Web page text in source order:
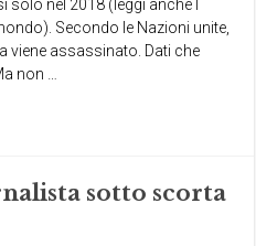
solo nel 2018 (leggi anche I
Secondo le Nazioni unite,
viene assassinato. Dati che
non …
sotto scorta